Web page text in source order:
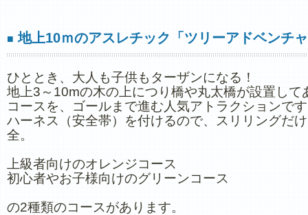
■ 地上10ｍのアスレチック「ツリーアドベンチ
ひととき、大人も子供もターザンになる！
地上3～10mの木の上につり橋や丸太橋が設置して
コースを、ゴールまで進む人気アトラクションで
ハーネス（安全帯）を付けるので、スリリングだ
全。
上級者向けのオレンジコース
初心者やお子様向けのグリーンコース
の2種類のコースがあります。